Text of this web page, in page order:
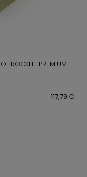
ROCKFIT PREMIUM -
117,79 €